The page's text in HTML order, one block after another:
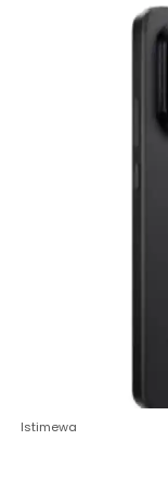
Istimewa